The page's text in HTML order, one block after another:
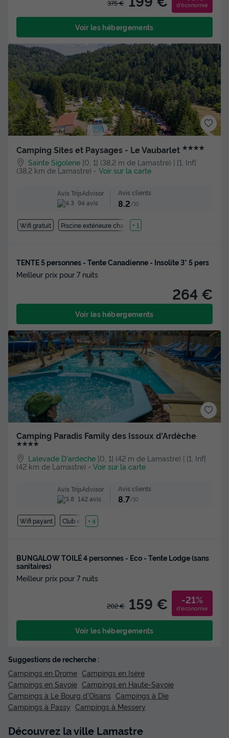
375 € d'économie
Voir les hébergements
Camping Sites et Paysages - Le Vaubarlet ★★★★
Sainte Sigolene ]0, 1[ (38,2 m de Lamastre) | [1, Inf[
(38,2 km de Lamastre) - Voir sur la carte
Avis TripAdvisor
94 avis
Avis clients
8.2/10
Wifi gratuit Piscine extérieure chauffée
+ 1
TENTE 5 personnes - Tente Canadienne - Insolite 3* 5 pers
Meilleur prix pour 7 nuits
264 €
Voir les hébergements
Camping Paradis Family des Issoux d'Ardèche
★★★★
Lalevade D'ardeche ]0, 1[ (42 m de Lamastre) | [1, Inf[
(42 km de Lamastre) - Voir sur la carte
Avis TripAdvisor
142 avis
Avis clients
8.7/10
Wifi payant Club enfant
+ 4
BUNGALOW TOILÉ 4 personnes - Eco - Tente Lodge (sans
sanitaires)
Meilleur prix pour 7 nuits
202 € 159 € -21%
d'économie
Voir les hébergements
Suggestions de recherche :
Campings en Drome Campings en Isère
Campings en Savoie Campings en Haute-Savoie
Campings à Le Bourg d'Oisans Campings à Die
Campings à Passy Campings à Messery
Découvrez la ville Lamastre